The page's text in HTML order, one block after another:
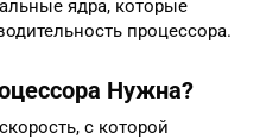
ядра, которые
процессора.
Нужна?
с которой